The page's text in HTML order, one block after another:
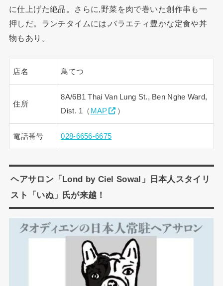
に仕上げた絶品。さらに,野菜を肉で巻いた創作串も一
押しだ。ランチタイムには,バラエティ豊かな定食や丼
物もあり。
店名 鳥てつ
住所
8A/6B1 Thai Van Lung St., Ben Nghe Ward,
Dist. 1（ MAP ）
電話番号 028-6656-6675
ヘアサロン「Lond by Ciel Sowal」日本人スタイリ
スト「いぬ」氏が来越！